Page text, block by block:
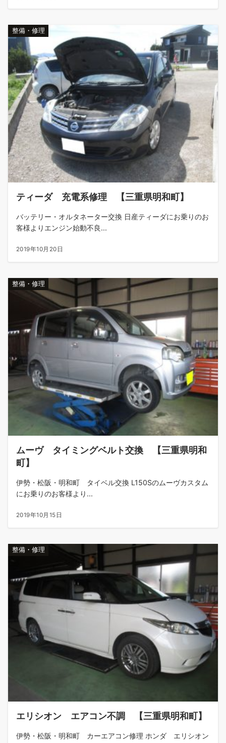
整備・修理
ティーダ 充電系修理 【三重県明和町】
バッテリー・オルタネーター交換 日産ティーダにお乗りのお
客様よりエンジン始動不良...
2019年10月20日
整備・修理
ムーヴ タイミングベルト交換 【三重県明和
町】
伊勢・松阪・明和町 タイベル交換 L150Sのムーヴカスタム
にお乗りのお客様より...
2019年10月15日
整備・修理
エリシオン エアコン不調 【三重県明和町】
伊勢・松阪・明和町 カーエアコン修理 ホンダ エリシオン